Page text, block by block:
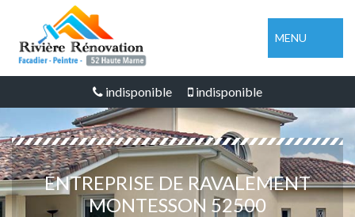
MENU
indisponible indisponible
ENTREPRISE DE RAVALEMENT
MONTESSON 52500